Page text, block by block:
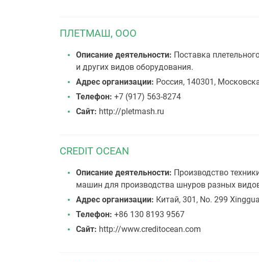
ПЛЕТМАШ, ООО
Описание деятельности: Поставка
и других видов оборудования.
Адрес организации: Россия, 140301,
Телефон: +7 (917) 563-8274
Сайт: http://pletmash.ru
CREDIT OCEAN
Описание деятельности: Производство
машин для производства шнуров разных
Адрес организации: Китай, 301, No. 299
Телефон: +86 130 8193 9567
Сайт: http://www.creditocean.com